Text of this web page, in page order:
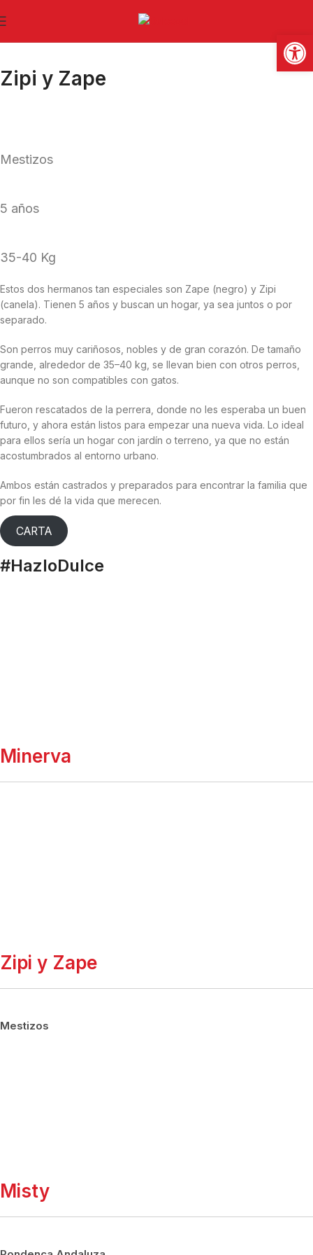
Zipi y Zape
Mestizos
5 años
35-40 Kg
Estos dos hermanos tan especiales son Zape (negro) y Zipi
(canela). Tienen 5 años y buscan un hogar, ya sea juntos o por
separado.
Son perros muy cariñosos, nobles y de gran corazón. De tamaño
grande, alrededor de 35–40 kg, se llevan bien con otros perros,
aunque no son compatibles con gatos.
Fueron rescatados de la perrera, donde no les esperaba un buen
futuro, y ahora están listos para empezar una nueva vida. Lo ideal
para ellos sería un hogar con jardín o terreno, ya que no están
acostumbrados al entorno urbano.
Ambos están castrados y preparados para encontrar la familia que
por fin les dé la vida que merecen.
CARTA
#HazloDulce
Minerva
Zipi y Zape
Mestizos
Misty